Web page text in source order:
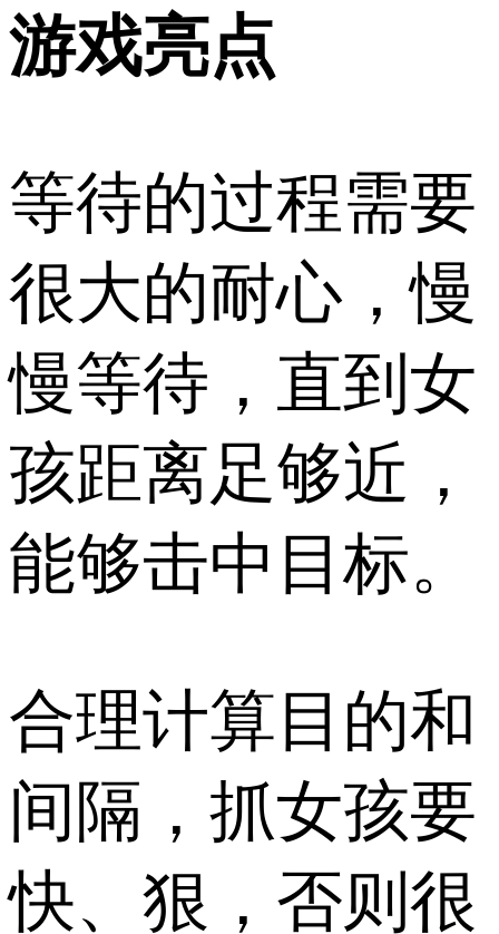
游戏亮点
等待的过程需要
很大的耐心，慢
慢等待，直到女
孩距离足够近，
能够击中目标。
合理计算目的和
间隔，抓女孩要
快、狠，否则很